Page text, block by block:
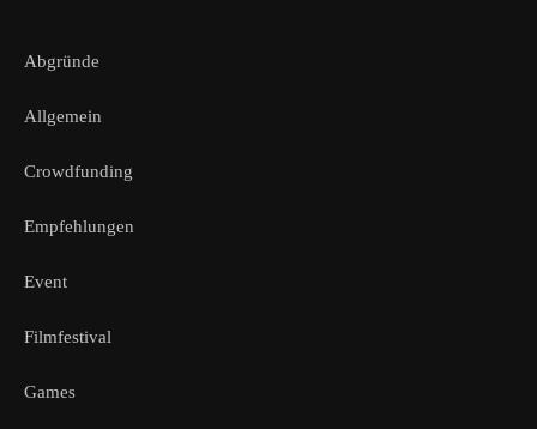
Abgründe
Allgemein
Crowdfunding
Empfehlungen
Event
Filmfestival
Games